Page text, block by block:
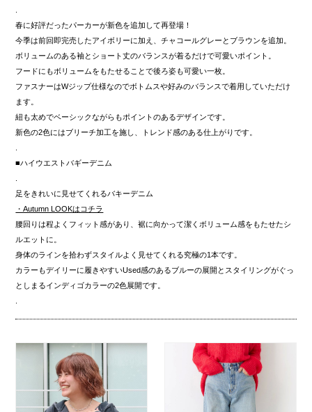
春に好評だったパーカーが新色を追加して再登場！
今季は前回即完売したアイボリーに加え、チャコールグレーとブラウンを追加。
ボリュームのある袖とショート丈のバランスが着るだけで可愛いポイント。
フードにもボリュームをもたせることで後ろ姿も可愛い一枚。
ファスナーはWジップ仕様なのでボトムスや好みのバランスで着用していただけ
ます。
紐も太めでベーシックながらもポイントのあるデザインです。
新色の2色にはブリーチ加工を施し、トレンド感のある仕上がりです。
■ハイウエストバギーデニム
足をきれいに見せてくれるバキーデニム
・Autumn LOOKはコチラ
腰回りは程よくフィット感があり、裾に向かって潔くボリューム感をもたせたシ
ルエットに。
身体のラインを拾わずスタイルよく見せてくれる究極の1本です。
カラーもデイリーに履きやすいUsed感のあるブルーの展開とスタイリングがぐっ
としまるインディゴカラーの2色展開です。